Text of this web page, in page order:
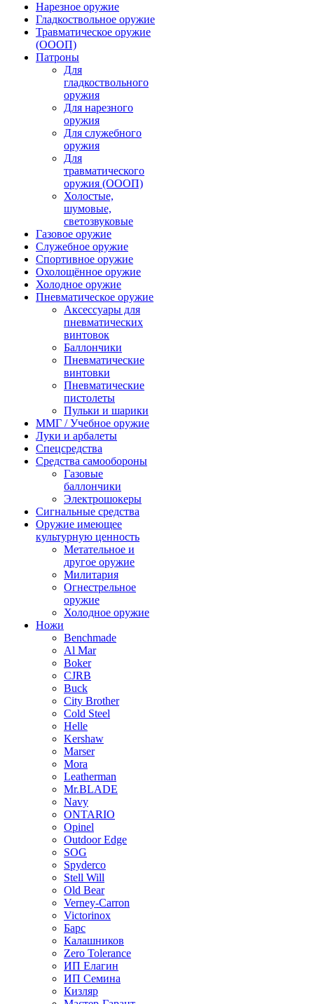
Нарезное оружие
Гладкоствольное оружие
Травматическое оружие
(ОООП)
Патроны
Для
гладкоствольного
оружия
Для нарезного
оружия
Для служебного
оружия
Для
травматического
оружия (ОООП)
Холостые,
шумовые,
светозвуковые
Газовое оружие
Служебное оружие
Спортивное оружие
Охолощённое оружие
Холодное оружие
Пневматическое оружие
Аксессуары для
пневматических
винтовок
Баллончики
Пневматические
винтовки
Пневматические
пистолеты
Пульки и шарики
ММГ / Учебное оружие
Луки и арбалеты
Спецсредства
Средства самообороны
Газовые
баллончики
Электрошокеры
Сигнальные средства
Оружие имеющее
культурную ценность
Метательное и
другое оружие
Милитария
Огнестрельное
оружие
Холодное оружие
Ножи
Benchmade
Al Mar
Boker
CJRB
Buck
City Brother
Cold Steel
Helle
Kershaw
Marser
Mora
Leatherman
Mr.BLADE
Navy
ONTARIO
Opinel
Outdoor Edge
SOG
Spyderco
Stell Will
Old Bear
Verney-Carron
Victorinox
Барс
Калашников
Zero Tolerance
ИП Елагин
ИП Семина
Кизляр